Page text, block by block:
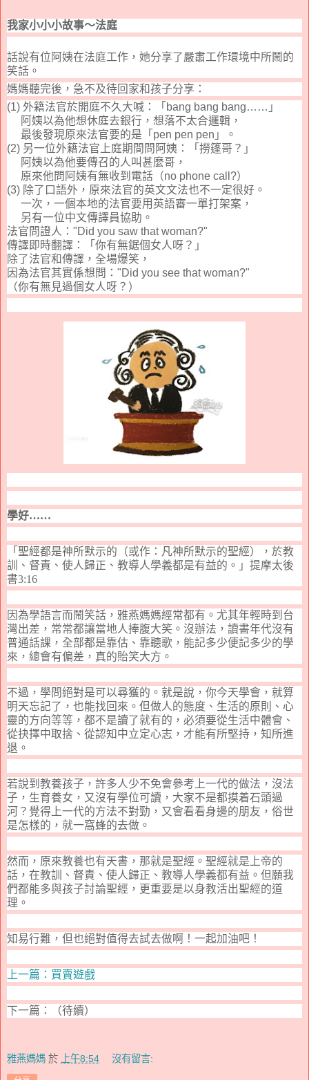
我家小小小故事～法庭
話說有位 阿姨在法庭工作 ， 她分享了嚴肅工作環境中所鬧 的
笑話。
媽媽聽完後，急不及待回家和孩子分享：
(1) 外籍法官於開庭不久大喊：「 bang bang bang…… 」
阿姨以為他想休庭去銀行，想落不太合邏輯，
最後發現原來法官要的是「 pen pen pen 」。
(2) 另一位外籍法官上庭期間問阿姨：「撈篷哥？」
阿姨以為他要傳召的人叫甚麼哥，
原來他問阿姨有無收到電話（no phone call?）
(3) 除了口語外，原來法官的英文文法也不一定很好。
一次，一個本地的法官要用英語審一單打架案，
另有一位中文傳譯員協助。
法官問證人： "Did you saw that woman?"
傳譯即時翻譯：「你有無鋸個女人呀？」
除了法官和傳譯，全場爆笑，
因為法官其實係想問： "Did you see that woman?"
（你有無見過個女人呀？ ）
學好……
「聖經都是神所默示的（或作：凡神所默示的聖經），於教
訓、督責、使人歸正、教導人學義都是有益的。」提摩太後
書3:16
因為學語言而鬧笑話 ， 雅燕媽媽經常都有。尤其年輕時到台
灣出差 ， 常常都讓當地人捧腹大笑 。沒辦法 ， 讀書年代沒有
普通話課，全部都是靠估 、 靠聽歌 ， 能記多少便記多少的學
來，總會有偏差 ， 真的貽笑大方 。
不過 ， 學問絕對是可以尋獲的。就是說，你今天學會，就算
明天忘記了，也能找回來。但做人的態度、生活的原則、心
靈的方向等等，都不是讀了就有的，必須要從生活中體會、
從抉擇中取捨、從認知中立定心志，才能有所堅持，知所進
退。
若說到教養孩子，許多人少不免會參考上一代的做法，沒法
子，生育養女，又沒有學位可讀，大家不是都摸着石頭過
河？覺得上一代的方法不對勁 ， 又會看看身邊的朋友，俗世
是怎樣的，就一窩蜂的去做。
然而，原來教養也有天書，那就是聖經。聖經就是上帝的
話，在教訓、督責、使人歸正、教導人學義都有益。但願我
們都能多與孩子討論聖經，更重要是以身教活出聖經的道
理。
知易行難，但也絕對值得去試去做啊！一起加油吧！
上一篇：買賣遊戲
下一篇：（待續）
雅燕媽媽 於 上午8:54 沒有留言: